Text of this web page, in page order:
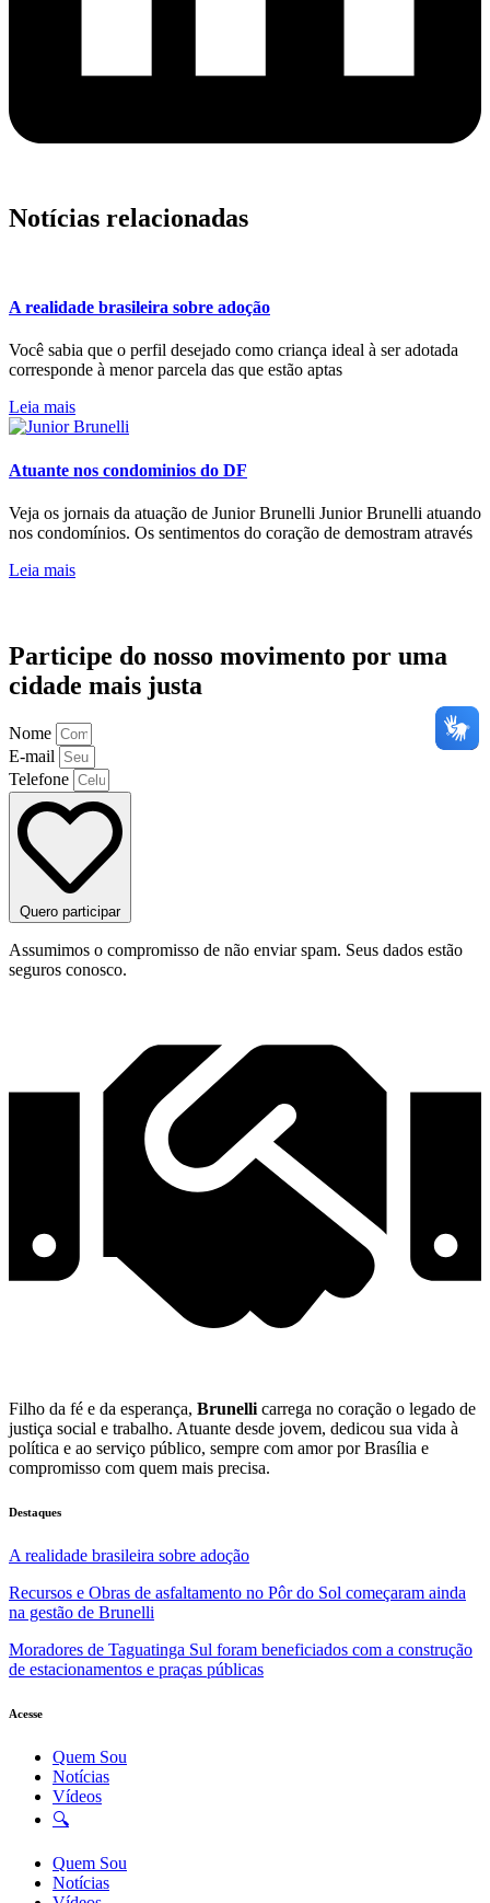
Notícias relacionadas
A realidade brasileira sobre adoção
Você sabia que o perfil desejado como criança ideal à ser adotada
corresponde à menor parcela das que estão aptas
Leia mais
Atuante nos condominios do DF
Veja os jornais da atuação de Junior Brunelli Junior Brunelli atuando
nos condomínios. Os sentimentos do coração de demostram através
Leia mais
Participe do nosso movimento por uma
cidade mais justa
Nome
E-mail
Telefone
Quero participar
Assumimos o compromisso de não enviar spam. Seus dados estão
seguros conosco.
Filho da fé e da esperança, Brunelli carrega no coração o legado de
justiça social e trabalho. Atuante desde jovem, dedicou sua vida à
política e ao serviço público, sempre com amor por Brasília e
compromisso com quem mais precisa.
Destaques
A realidade brasileira sobre adoção
Recursos e Obras de asfaltamento no Pôr do Sol começaram ainda
na gestão de Brunelli
Moradores de Taguatinga Sul foram beneficiados com a construção
de estacionamentos e praças públicas
Acesse
Quem Sou
Notícias
Vídeos
🔍
Quem Sou
Notícias